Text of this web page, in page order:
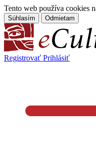
Tento web používa cookies
Súhlasím Odmietam
Registrovať Prihlásiť